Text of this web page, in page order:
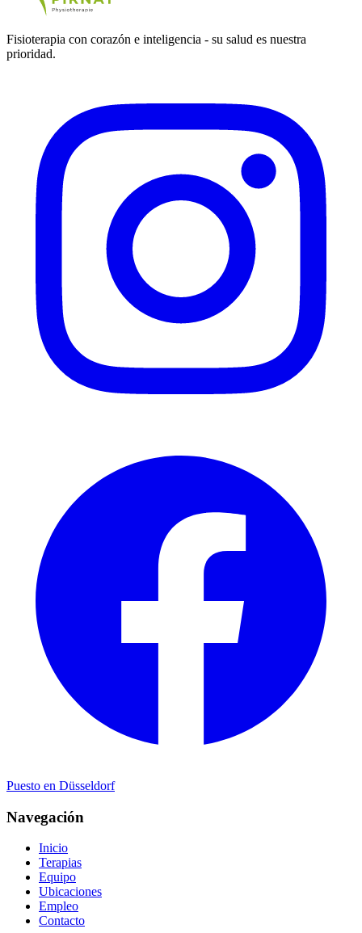
Fisioterapia con corazón e inteligencia - su salud es nuestra
prioridad.
Puesto en Düsseldorf
Navegación
Inicio
Terapias
Equipo
Ubicaciones
Empleo
Contacto